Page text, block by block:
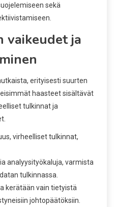
sekä
vaikeudet ja
erityisesti suurten
haasteet sisältävät
tulkinnat ja
virheelliset tulkinnat,
analyysityökaluja, varmista
tulkinnassa.
kerätään vain tietyistä
johtopäätöksiin.